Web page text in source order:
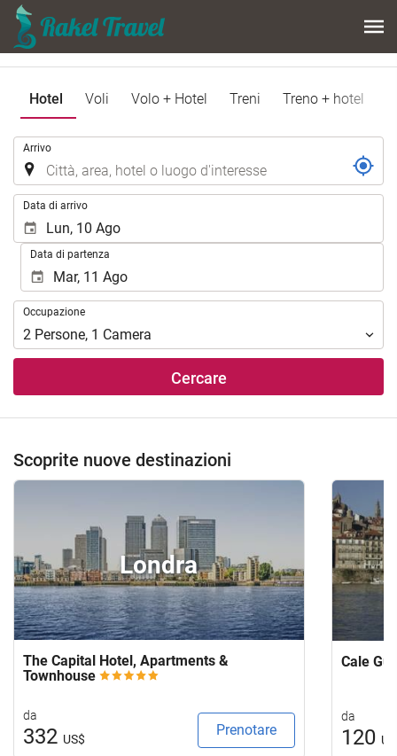
Hotel Voli Volo + Hotel Treni Treno + hotel
Arrivo
Data di arrivo
Data di partenza
Occupazione
Occupazione
2 Persone, 1 Camera
Cercare
Scoprite nuove destinazioni
Londra
The Capital Hotel, Apartments &
Townhouse
da
332 US$
Prenotare
Cale
da
120